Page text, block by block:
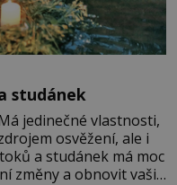
studánek
jedinečné vlastnosti,
osvěžení, ale i
a studánek má moc
změny a obnovit vaši